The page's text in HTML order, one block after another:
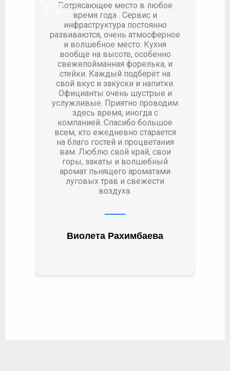
Потрясающее место в любое
время года . Сервис и
инфраструктура постоянно
развиваются, очень атмосферное
и волшебное место. Кухня
вообще на высоте, особенно
свежепойманная форелька, и
стейки. Каждый подберёт на
свой вкус и закуски и напитки.
Официанты очень шустрые и
услужливые. Приятно проводим
здесь время, иногда с
компанией. Спасибо большое
всем, кто ежедневно старается
на благо гостей и процветания
вам. Люблю свой край, свои
горы, закаты и волшебный
аромат пьнящего ароматами
луговых трав и свежести
воздуха.
Виолета Рахимбаева​